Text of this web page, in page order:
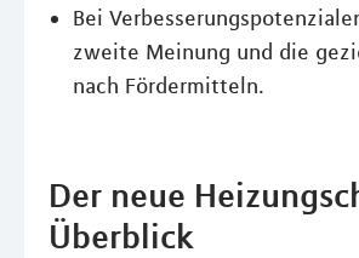
Bei
zweite Meinung und die
nach Fördermitteln.
Der neue
Überblick